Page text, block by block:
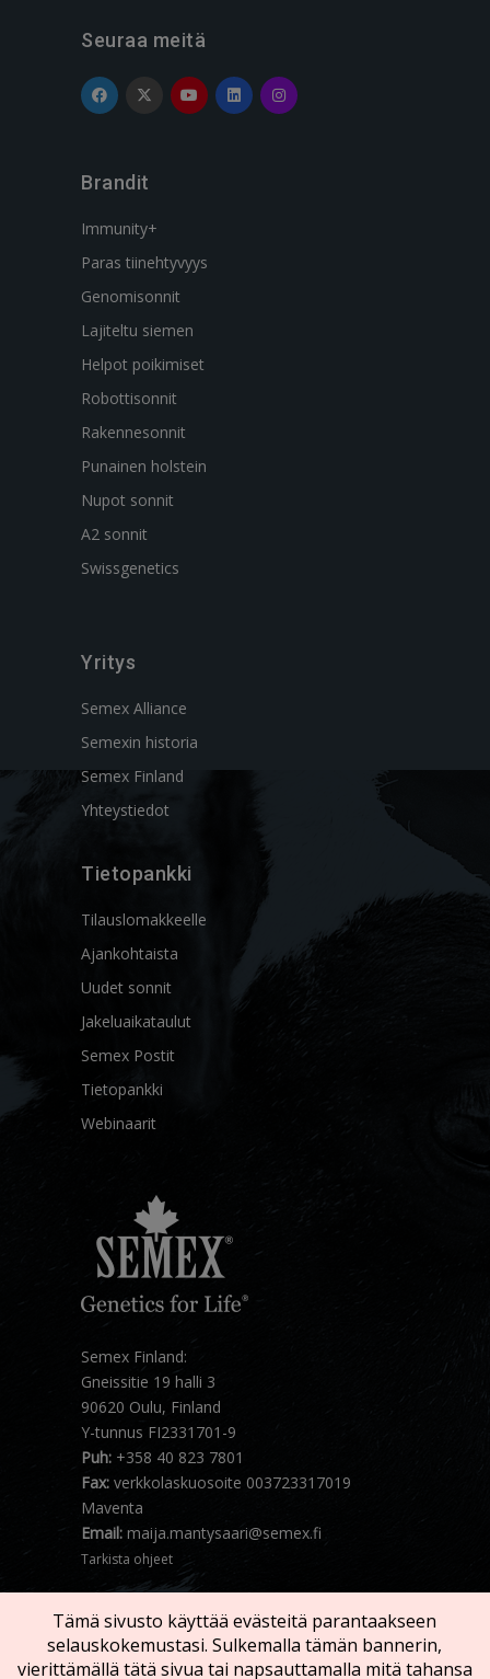
Seuraa meitä
Brandit
Immunity+
Paras tiinehtyvyys
Genomisonnit
Lajiteltu siemen
Helpot poikimiset
Robottisonnit
Rakennesonnit
Punainen holstein
Nupot sonnit
A2 sonnit
Swissgenetics
Yritys
Semex Alliance
Semexin historia
Semex Finland
Yhteystiedot
Tietopankki
Tilauslomakkeelle
Ajankohtaista
Uudet sonnit
Jakeluaikataulut
Semex Postit
Tietopankki
Webinaarit
Semex Finland:
Gneissitie 19 halli 3
90620 Oulu, Finland
Y-tunnus FI2331701-9
Puh: +358 40 823 7801
Fax: verkkolaskuosoite 003723317019
Maventa
Email: maija.mantysaari@semex.fi
Tarkista ohjeet
Tämä sivusto käyttää evästeitä parantaakseen
selauskokemustasi. Sulkemalla tämän bannerin,
vierittämällä tätä sivua tai napsauttamalla mitä tahansa